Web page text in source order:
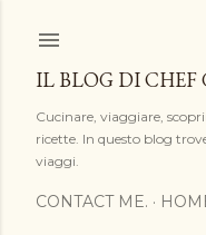
IL BLOG DI
Cucinare, viaggiare,
ricette. In questo blog
viaggi.
CONTACT ME.